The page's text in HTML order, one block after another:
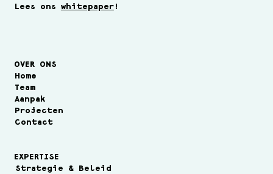
Team van de Maand Juni 2025
OVER ONS
Home
Team
Aanpak
Projecten
Contact
Lees ons whitepaper!
EXPERTISE
Strategie & Beleid